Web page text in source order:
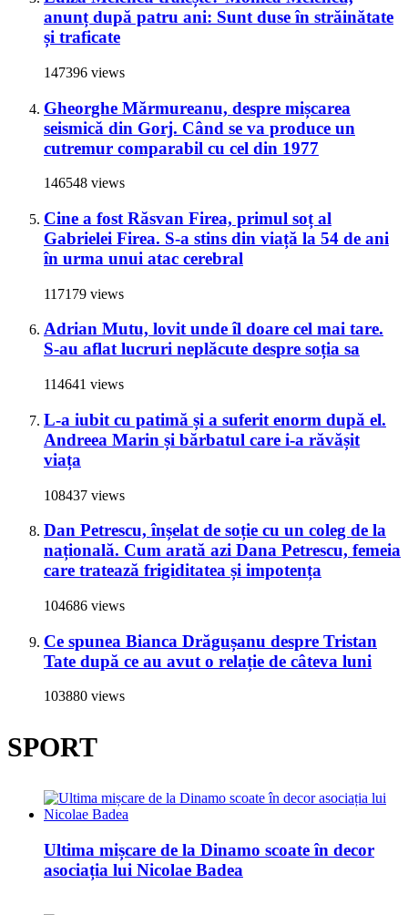
anunț după patru ani: Sunt duse în străinătate
și traficate
147396 views
Gheorghe Mărmureanu, despre mișcarea
seismică din Gorj. Când se va produce un
cutremur comparabil cu cel din 1977
146548 views
Cine a fost Răsvan Firea, primul soț al
Gabrielei Firea. S-a stins din viață la 54 de ani
în urma unui atac cerebral
117179 views
Adrian Mutu, lovit unde îl doare cel mai tare.
S-au aflat lucruri neplăcute despre soția sa
114641 views
L-a iubit cu patimă și a suferit enorm după el.
Andreea Marin și bărbatul care i-a răvășit
viața
108437 views
Dan Petrescu, înșelat de soție cu un coleg de la
națională. Cum arată azi Dana Petrescu, femeia
care tratează frigiditatea și impotența
104686 views
Ce spunea Bianca Drăgușanu despre Tristan
Tate după ce au avut o relație de câteva luni
103880 views
SPORT
Ultima mișcare de la Dinamo scoate în decor
asociația lui Nicolae Badea